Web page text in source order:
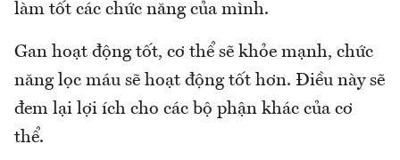
làm tốt các chức năng của mình.
Gan hoạt động tốt, cơ thể sẽ khỏe mạnh, chức
năng lọc máu sẽ hoạt động tốt hơn. Điều này sẽ
đem lại lợi ích cho các bộ phận khác của cơ
thể.